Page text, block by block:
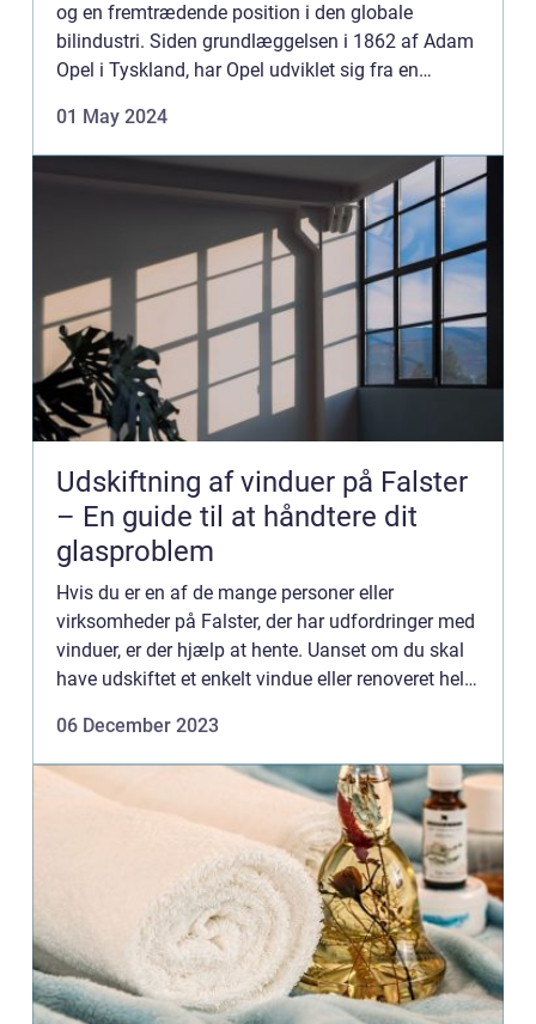
og en fremtrædende position i den globale
bilindustri. Siden grundlæggelsen i 1862 af Adam
Opel i Tyskland, har Opel udviklet sig fra en
betydningsf...
01 May 2024
Udskiftning af vinduer på Falster
– En guide til at håndtere dit
glasproblem
Hvis du er en af de mange personer eller
virksomheder på Falster, der har udfordringer med
vinduer, er der hjælp at hente. Uanset om du skal
have udskiftet et enkelt vindue eller renoveret hele
06 December 2023